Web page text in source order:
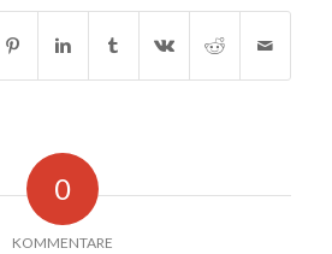
0
KOMMENTARE